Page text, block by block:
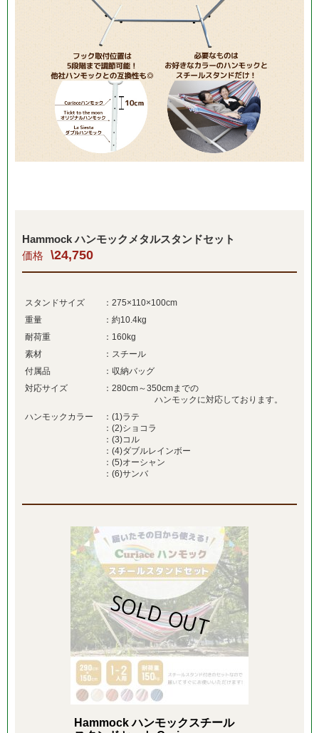
Hammock ハンモックメタルスタンドセット
価格
\24,750
スタンドサイズ
：275×110×100cm
重量
：約10.4kg
耐荷重
：160kg
素材
：スチール
付属品
：収納バッグ
対応サイズ
：280cm～350cmまでの
ハンモックに対応しております。
ハンモックカラー
：(1)ラテ
：(2)ショコラ
：(3)コル
：(4)ダブルレインボー
：(5)オーシャン
：(6)サンバ